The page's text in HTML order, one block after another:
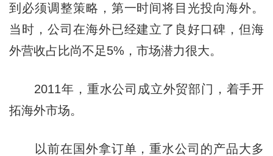
到必须调整策略，第一时间将目光投向海外。
当时，公司在海外已经建立了良好口碑，但海
外营收占比尚不足5%，市场潜力很大。
2011年，重水公司成立外贸部门，着手开
拓海外市场。
以前在国外拿订单，重水公司的产品大多